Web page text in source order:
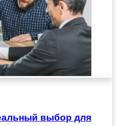
выбор для